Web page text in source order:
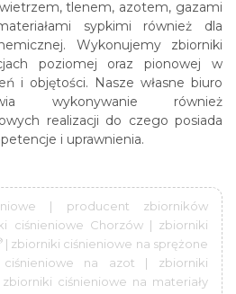
tlenem, azotem, gazami
sypkimi również dla
Wykonujemy zbiorniki
poziomej oraz pionowej w
i objętości. Nasze własne biuro
wykonywanie również
realizacji do czego posiada
i uprawnienia.
| producent zbiorników
ciśnieniowe Chorzów | zbiorniki
| zbiorniki ciśnieniowe na sprężone
na azot | zbiorniki
ciśnieniowe na materiały